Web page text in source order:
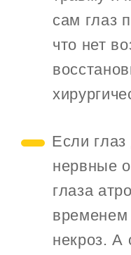
сам глаз
что нет
Если
нервные
глаза
временем
некроз. А